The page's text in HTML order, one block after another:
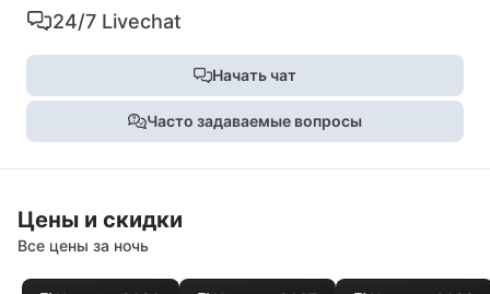
24/7 Livechat
Начать чат
Часто задаваемые вопросы
Цены и скидки
Все цены за ночь